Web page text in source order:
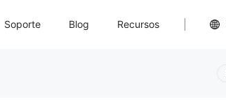
Soporte Blog Recursos